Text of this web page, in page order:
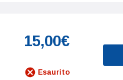
15,00€
Esaurito